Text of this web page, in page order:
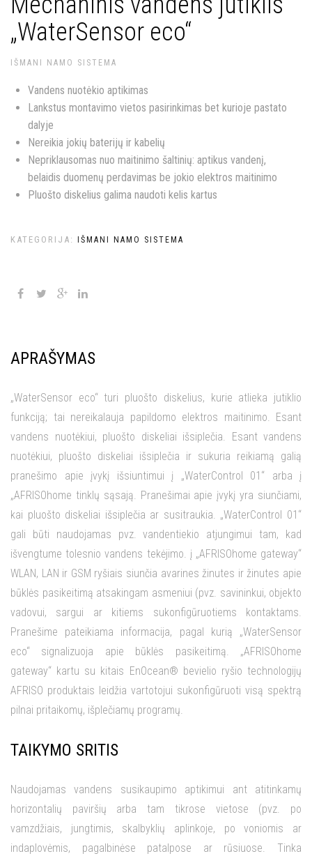
„WaterSensor eco“
IŠMANI NAMO SISTEMA
Vandens nuotėkio aptikimas
Lankstus montavimo vietos pasirinkimas bet kurioje pastato
dalyje
Nereikia jokių baterijų ir kabelių
Nepriklausomas nuo maitinimo šaltinių: aptikus vandenį,
belaidis duomenų perdavimas be jokio elektros maitinimo
Pluošto diskelius galima naudoti kelis kartus
KATEGORIJA: IŠMANI NAMO SISTEMA
APRAŠYMAS
„WaterSensor eco“ turi pluošto diskelius, kurie atlieka jutiklio
funkciją; tai nereikalauja papildomo elektros maitinimo. Esant
vandens nuotėkiui, pluošto diskeliai išsiplečia. Esant vandens
nuotėkiui, pluošto diskeliai išsiplečia ir sukuria reikiamą galią
pranešimo apie įvykį išsiuntimui į „WaterControl 01“ arba į
„AFRISOhome tinklų sąsają. Pranešimai apie įvykį yra siunčiami,
kai pluošto diskeliai išsiplečia ar susitraukia. „WaterControl 01“
gali būti naudojamas pvz. vandentiekio atjungimui tam, kad
išvengtume tolesnio vandens tekėjimo. į „AFRISOhome gateway“
WLAN, LAN ir GSM ryšiais siunčia avarines žinutes ir žinutes apie
būklės pasikeitimą atsakingam asmeniui (pvz. savininkui, objekto
vadovui, sargui ar kitiems sukonfigūruotiems kontaktams.
Pranešime pateikiama informacija, pagal kurią „WaterSensor
eco“ signalizuoja apie būklės pasikeitimą. „AFRISOhome
gateway“ kartu su kitais EnOcean® bevielio ryšio technologijų
AFRISO produktais leidžia vartotojui sukonfigūruoti visą spektrą
pilnai pritaikomų, išplečiamų programų.
TAIKYMO SRITIS
Naudojamas vandens susikaupimo aptikimui ant atitinkamų
horizontalių paviršių arba tam tikrose vietose (pvz. po
vamzdžiais, jungtimis, skalbyklių aplinkoje, po voniomis ar
indaplovėmis, pagalbinėse patalpose ar rūsiuose. Tinka